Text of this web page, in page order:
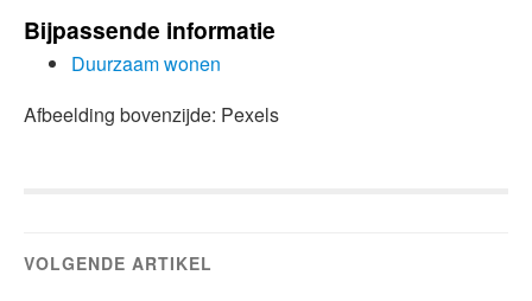
Bijpassende informatie
Duurzaam wonen
Afbeelding bovenzijde: Pexels
VOLGENDE ARTIKEL